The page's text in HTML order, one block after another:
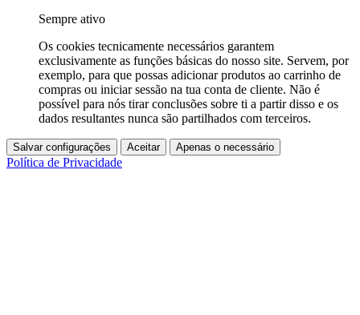
Sempre ativo
Os cookies tecnicamente necessários garantem
exclusivamente as funções básicas do nosso site. Servem, por
exemplo, para que possas adicionar produtos ao carrinho de
compras ou iniciar sessão na tua conta de cliente. Não é
possível para nós tirar conclusões sobre ti a partir disso e os
dados resultantes nunca são partilhados com terceiros.
Salvar configurações Aceitar Apenas o necessário
Política de Privacidade